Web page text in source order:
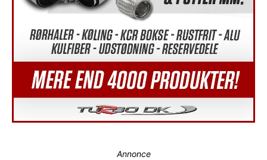
Annonce